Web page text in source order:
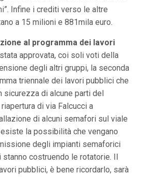
Infine i crediti verso le altre
a 15 milioni e 881mila euro.
al programma dei lavori
approvata, coi soli voti della
degli altri gruppi, la seconda
triennale dei lavori pubblici che
di alcune parti del
di via Falcucci a
di alcuni semafori sul viale
la possibilità che vengano
degli impianti semaforici
costruendo le rotatorie. Il
pubblici, è bene ricordarlo, sarà